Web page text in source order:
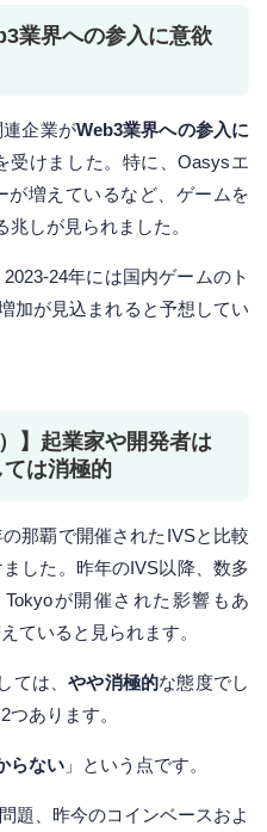
業界への参入に意欲
企業がWeb3業界への参入に
受けました。特に、Oasysエ
が増えているなど、ゲームを
しが見られました。
24年には国内ゲームのト
加が見込まれると予想してい
】起業家や開発者は
は消極的
那覇で開催されたIVSと比較
した。昨年のIVS以降、数多
が開催された影響もあ
ていると見られます。
ては、やや消極的な態度でし
あります。
らない 」という点です。
題、昨今のコインベースおよ